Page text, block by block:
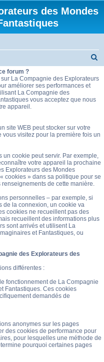
des Mondes
c
r
forum ?
La Compagnie des Explorateurs
améliorer ses performances et
La Compagnie des
vous acceptez que nous
appareil.
site WEB peut stocker sur votre
visitez pour la première fois un
un cookie peut servir. Par exemple,
votre appareil la prochaine
Explorateurs des Mondes
cookies » dans sa politique pour se
de cette manière.
personnelles – par exemple, si
de la connexion, un cookie va
cookies ne recueillent pas des
recueillent des informations plus
sont arrivés et utilisent La
et Fantastiques, ou
des Explorateurs des
différentes :
fonctionnement de La Compagnie
Fantastiques. Ces cookies
demandés de
anonymes sur les pages
des cookies de performance pour
pour lesquelles une méthode de
pourquoi certaines pages